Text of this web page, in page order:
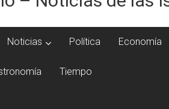
Noticias Política Economía
Tiempo